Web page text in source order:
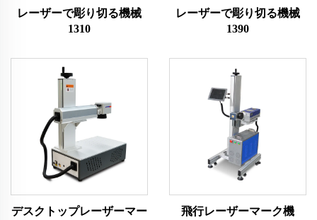
レーザーで彫り切る機械
1310
レーザーで彫り切る機械
1390
デスクトップレーザーマー
飛行レーザーマーク機